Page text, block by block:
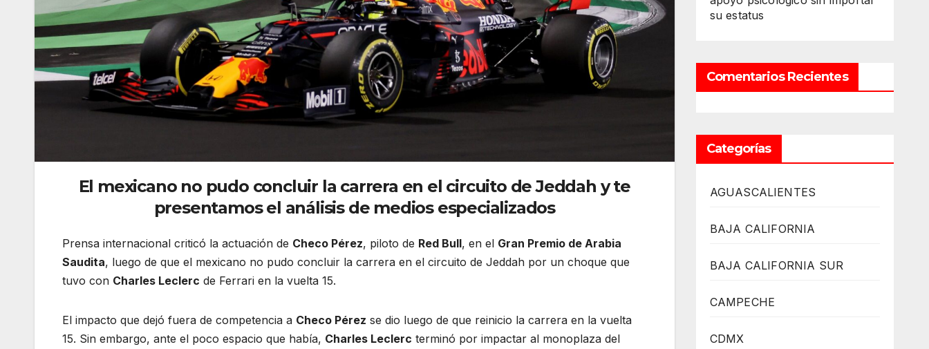
El mexicano no pudo concluir la carrera en el circuito de Jeddah y te
presentamos el análisis de medios especializados
Prensa internacional criticó la actuación de Checo Pérez, piloto de Red Bull, en el Gran Premio de Arabia
Saudita, luego de que el mexicano no pudo concluir la carrera en el circuito de Jeddah por un choque que
tuvo con Charles Leclerc de Ferrari en la vuelta 15.
El impacto que dejó fuera de competencia a Checo Pérez se dio luego de que reinicio la carrera en la vuelta
15. Sin embargo, ante el poco espacio que había, Charles Leclerc terminó por impactar al monoplaza del
su estatus
Comentarios Recientes
Categorías
AGUASCALIENTES
BAJA CALIFORNIA
BAJA CALIFORNIA SUR
CAMPECHE
CDMX